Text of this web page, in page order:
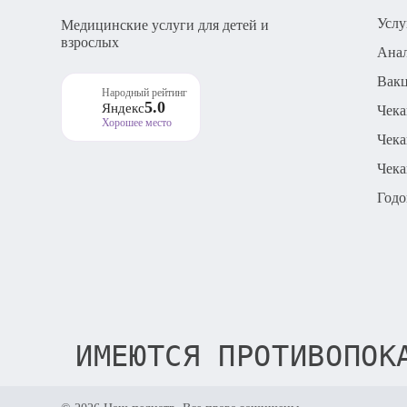
Медицинские услуги для детей и
взрослых
Народный рейтинг
Яндекс5.0
Хорошее место
ИМЕЮТСЯ